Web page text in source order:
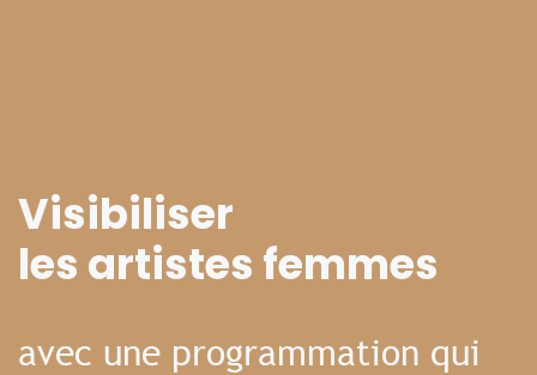
Visibiliser
les artistes femmes
avec une programmation qui